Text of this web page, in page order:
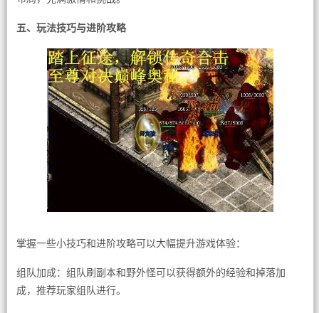
五、玩法技巧与进阶攻略
掌握一些小技巧和进阶攻略可以大幅提升游戏体验：
组队加成：组队刷副本和野外怪可以获得额外的经验和掉落加
成，推荐玩家组队进行。